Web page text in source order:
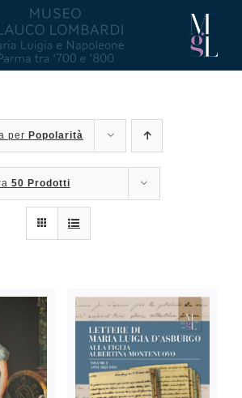
per Popolarità
50 Prodotti